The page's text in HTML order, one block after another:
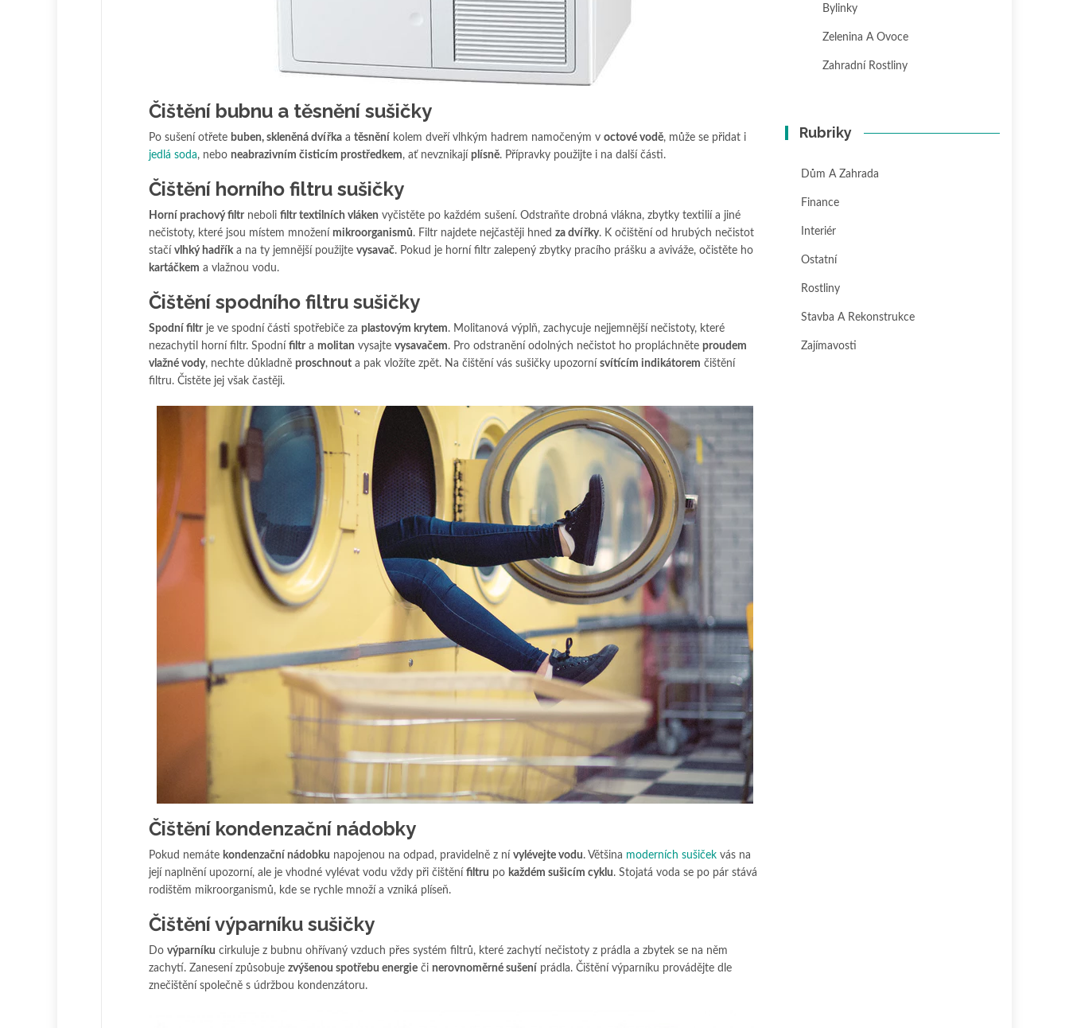
Čištění bubnu a těsnění sušičky
Po sušení otřete buben, skleněná dvířka a těsnění kolem dveří vlhkým hadrem namočeným v octové vodě, může se přidat i
jedlá soda, nebo neabrazivním čisticím prostředkem, ať nevznikají plísně. Přípravky použijte i na další části.
Čištění horního filtru sušičky
Horní prachový filtr neboli filtr textilních vláken vyčistěte po každém sušení. Odstraňte drobná vlákna, zbytky textilií a jiné
nečistoty, které jsou místem množení mikroorganismů. Filtr najdete nejčastěji hned za dvířky. K očištění od hrubých nečistot
stačí vlhký hadříka na ty jemnější použijte vysavač. Pokud je horní filtr zalepený zbytky pracího prášku a aviváže, očistěte ho
kartáčkem a vlažnou vodu.
Čištění spodního filtru sušičky
Spodní filtr je ve spodní části spotřebiče za plastovým krytem. Molitanová výplň, zachycuje nejjemnější nečistoty, které
nezachytil horní filtr. Spodní filtr a molitan vysajte vysavačem. Pro odstranění odolných nečistot ho propláchněte proudem
vlažné vody, nechte důkladně proschnout a pak vložíte zpět. Na čištění vás sušičky upozorní svítícím indikátorem čištění
filtru. Čistěte jej však častěji.
Čištění kondenzační nádobky
Pokud nemáte kondenzační nádobku napojenou na odpad, pravidelně z ní vylévejte vodu. Většina moderních sušiček vás na
její naplnění upozorní, ale je vhodné vylévat vodu vždy při čištění filtru po každém sušicím cyklu. Stojatá voda se po pár stává
rodištěm mikroorganismů, kde se rychle množí a vzniká plíseň.
Čištění výparníku sušičky
Do výparníku cirkuluje z bubnu ohřívaný vzduch přes systém filtrů, které zachytí nečistoty z prádla a zbytek se na něm
zachytí. Zanesení způsobuje zvýšenou spotřebu energie či nerovnoměrné sušení prádla. Čištění výparníku provádějte dle
znečištění společně s údržbou kondenzátoru.
Bylinky
Zelenina A Ovoce
Zahradní Rostliny
Rubriky
Dům A Zahrada
Finance
Interiér
Ostatní
Rostliny
Stavba A Rekonstrukce
Zajímavosti